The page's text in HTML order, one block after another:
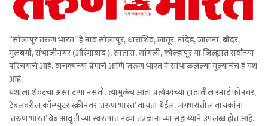
“सोलापूर तरुण भारत” हे नाव सोलापूर, धाराशिव, लातूर, नांदेड, जालना, बीदर,
गुलबर्गा, संभाजीनगर (औरंगाबाद ), सातारा, सांगली, कोल्हापूर या जिल्ह्यात सर्वांच्या
परिचयाचे आहे. वाचकांच्या प्रेमाचे आणि ‘तरुण भारत’ने सांभाळलेल्या मूल्यांचेच हे यश
आहे.
यशाला शेवटचा असा टप्पा नसतो. त्यामुळेच आता प्रत्येकाच्या हातातील स्मार्ट फोनवर,
टेबलवरील कॉम्प्युटर स्क्रीनवर ‘तरुण भारत’ वाचता येईल. जगभरातील वाचकांना
‘तरुण भारत’ वेब आवृत्तीच्या स्वरुपात नव्या तंत्रज्ञानाच्या सहाय्याने उपलब्ध होत आहे.